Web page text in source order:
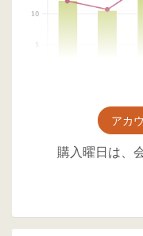
アカ
購入曜日は、